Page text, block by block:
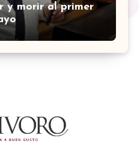
y morir al primer